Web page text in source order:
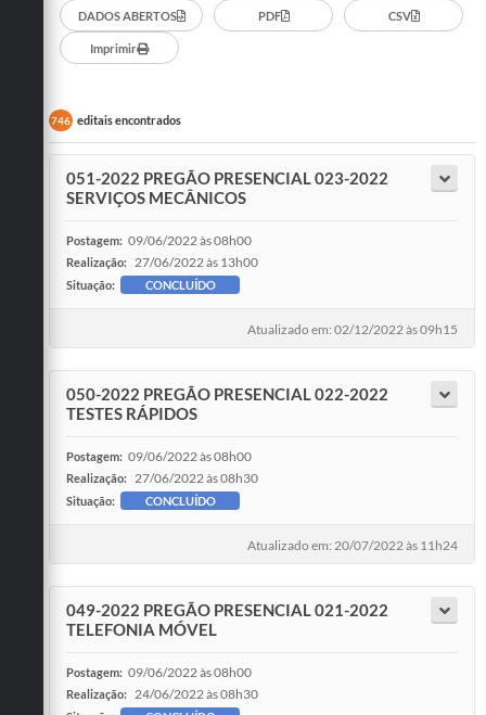
DADOS ABERTOS PDF CSV
Imprimir
746 editais encontrados
051-2022 PREGÃO PRESENCIAL 023-2022
SERVIÇOS MECÂNICOS
Postagem: 09/06/2022 às 08h00
Realização: 27/06/2022 às 13h00
Situação: CONCLUÍDO
Atualizado em: 02/12/2022 às 09h15
050-2022 PREGÃO PRESENCIAL 022-2022
TESTES RÁPIDOS
Postagem: 09/06/2022 às 08h00
Realização: 27/06/2022 às 08h30
Situação: CONCLUÍDO
Atualizado em: 20/07/2022 às 11h24
049-2022 PREGÃO PRESENCIAL 021-2022
TELEFONIA MÓVEL
Postagem: 09/06/2022 às 08h00
Realização: 24/06/2022 às 08h30